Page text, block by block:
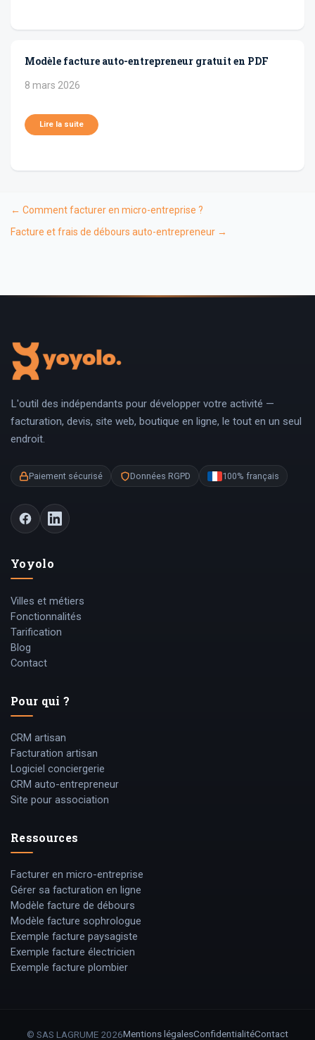
Modèle facture auto-entrepreneur gratuit en PDF
8 mars 2026
Lire la suite
← Comment facturer en micro-entreprise ?
Facture et frais de débours auto-entrepreneur →
L'outil des indépendants pour développer votre activité —
facturation, devis, site web, boutique en ligne, le tout en un seul
endroit.
Paiement sécurisé Données RGPD 100% français
Yoyolo
Villes et métiers
Fonctionnalités
Tarification
Blog
Contact
Pour qui ?
CRM artisan
Facturation artisan
Logiciel conciergerie
CRM auto-entrepreneur
Site pour association
Ressources
Facturer en micro-entreprise
Gérer sa facturation en ligne
Modèle facture de débours
Modèle facture sophrologue
Exemple facture paysagiste
Exemple facture électricien
Exemple facture plombier
© SAS LAGRUME 2026Mentions légalesConfidentialitéContact